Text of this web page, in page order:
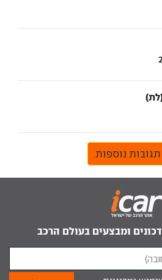
נוספות
ומבצעים בעולם הרכב